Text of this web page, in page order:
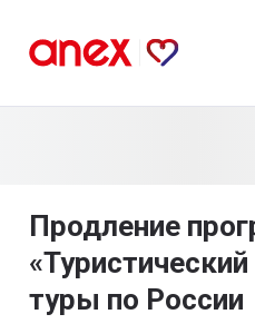
Продление
туры по России